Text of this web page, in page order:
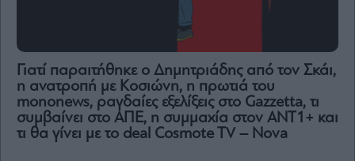
Γιατί παραιτήθηκε ο Δημητριάδης από τον Σκάι,
η ανατροπή με Κοσιώνη, η πρωτιά του
mononews, ραγδαίες εξελίξεις στο Gazzetta, τι
συμβαίνει στο ΑΠΕ, η συμμαχία στον ΑΝΤ1+ και
τι θα γίνει με το deal Cosmote TV – Nova